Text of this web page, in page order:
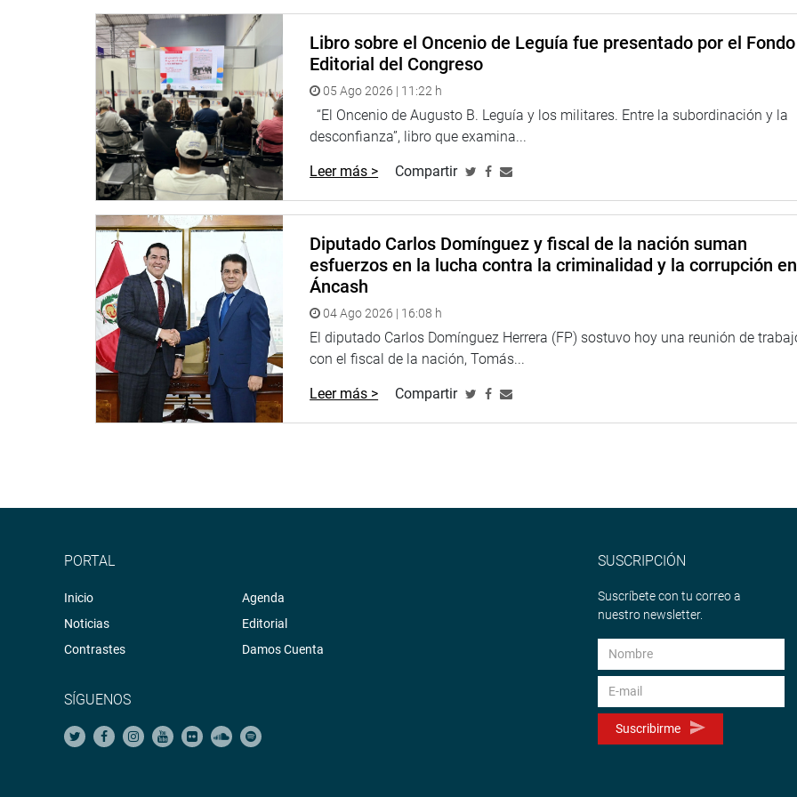
Libro sobre el Oncenio de Leguía fue presentado por el Fondo
Editorial del Congreso
05 Ago 2026 | 11:22 h
“El Oncenio de Augusto B. Leguía y los militares. Entre la subordinación y la
desconfianza”, libro que examina...
Leer más > Compartir
Diputado Carlos Domínguez y fiscal de la nación suman
esfuerzos en la lucha contra la criminalidad y la corrupción en
Áncash
04 Ago 2026 | 16:08 h
El diputado Carlos Domínguez Herrera (FP) sostuvo hoy una reunión de
con el fiscal de la nación, Tomás...
Leer más > Compartir
PORTAL
Inicio
Noticias
Contrastes
Agenda
Editorial
Damos Cuenta
SÍGUENOS
SUSCRIPCIÓN
Suscríbete con tu correo a
nuestro newsletter.
Suscribirme